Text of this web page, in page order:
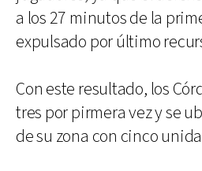
a los 27 minutos de la
expulsado por último
Con este resultado, los
tres por pirmera vez y se
de su zona con cinco